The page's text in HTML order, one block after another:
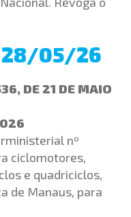
28/05/26
DE 21 DE MAIO
nº
ciclomotores,
e quadriciclos,
de Manaus, para